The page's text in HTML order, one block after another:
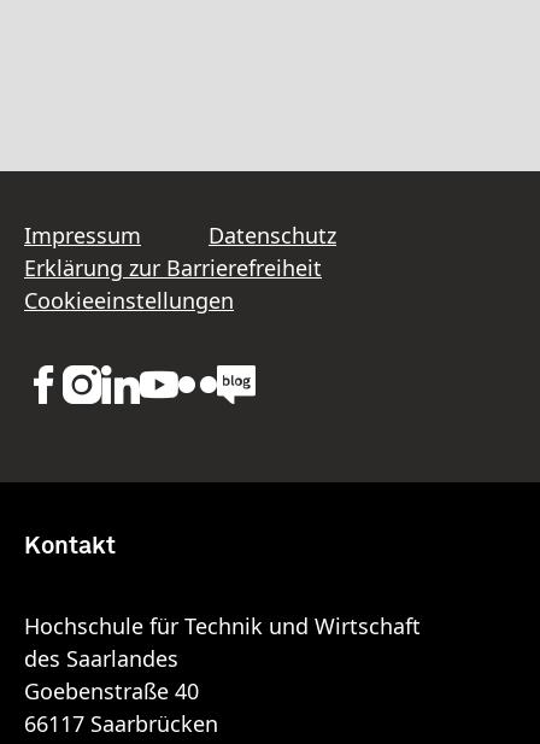
Impressum
Datenschutz
Erklärung zur Barrierefreiheit
Cookieeinstellungen
Kontakt
Hochschule für Technik und Wirtschaft
des Saarlandes
Goebenstraße 40
66117 Saarbrücken